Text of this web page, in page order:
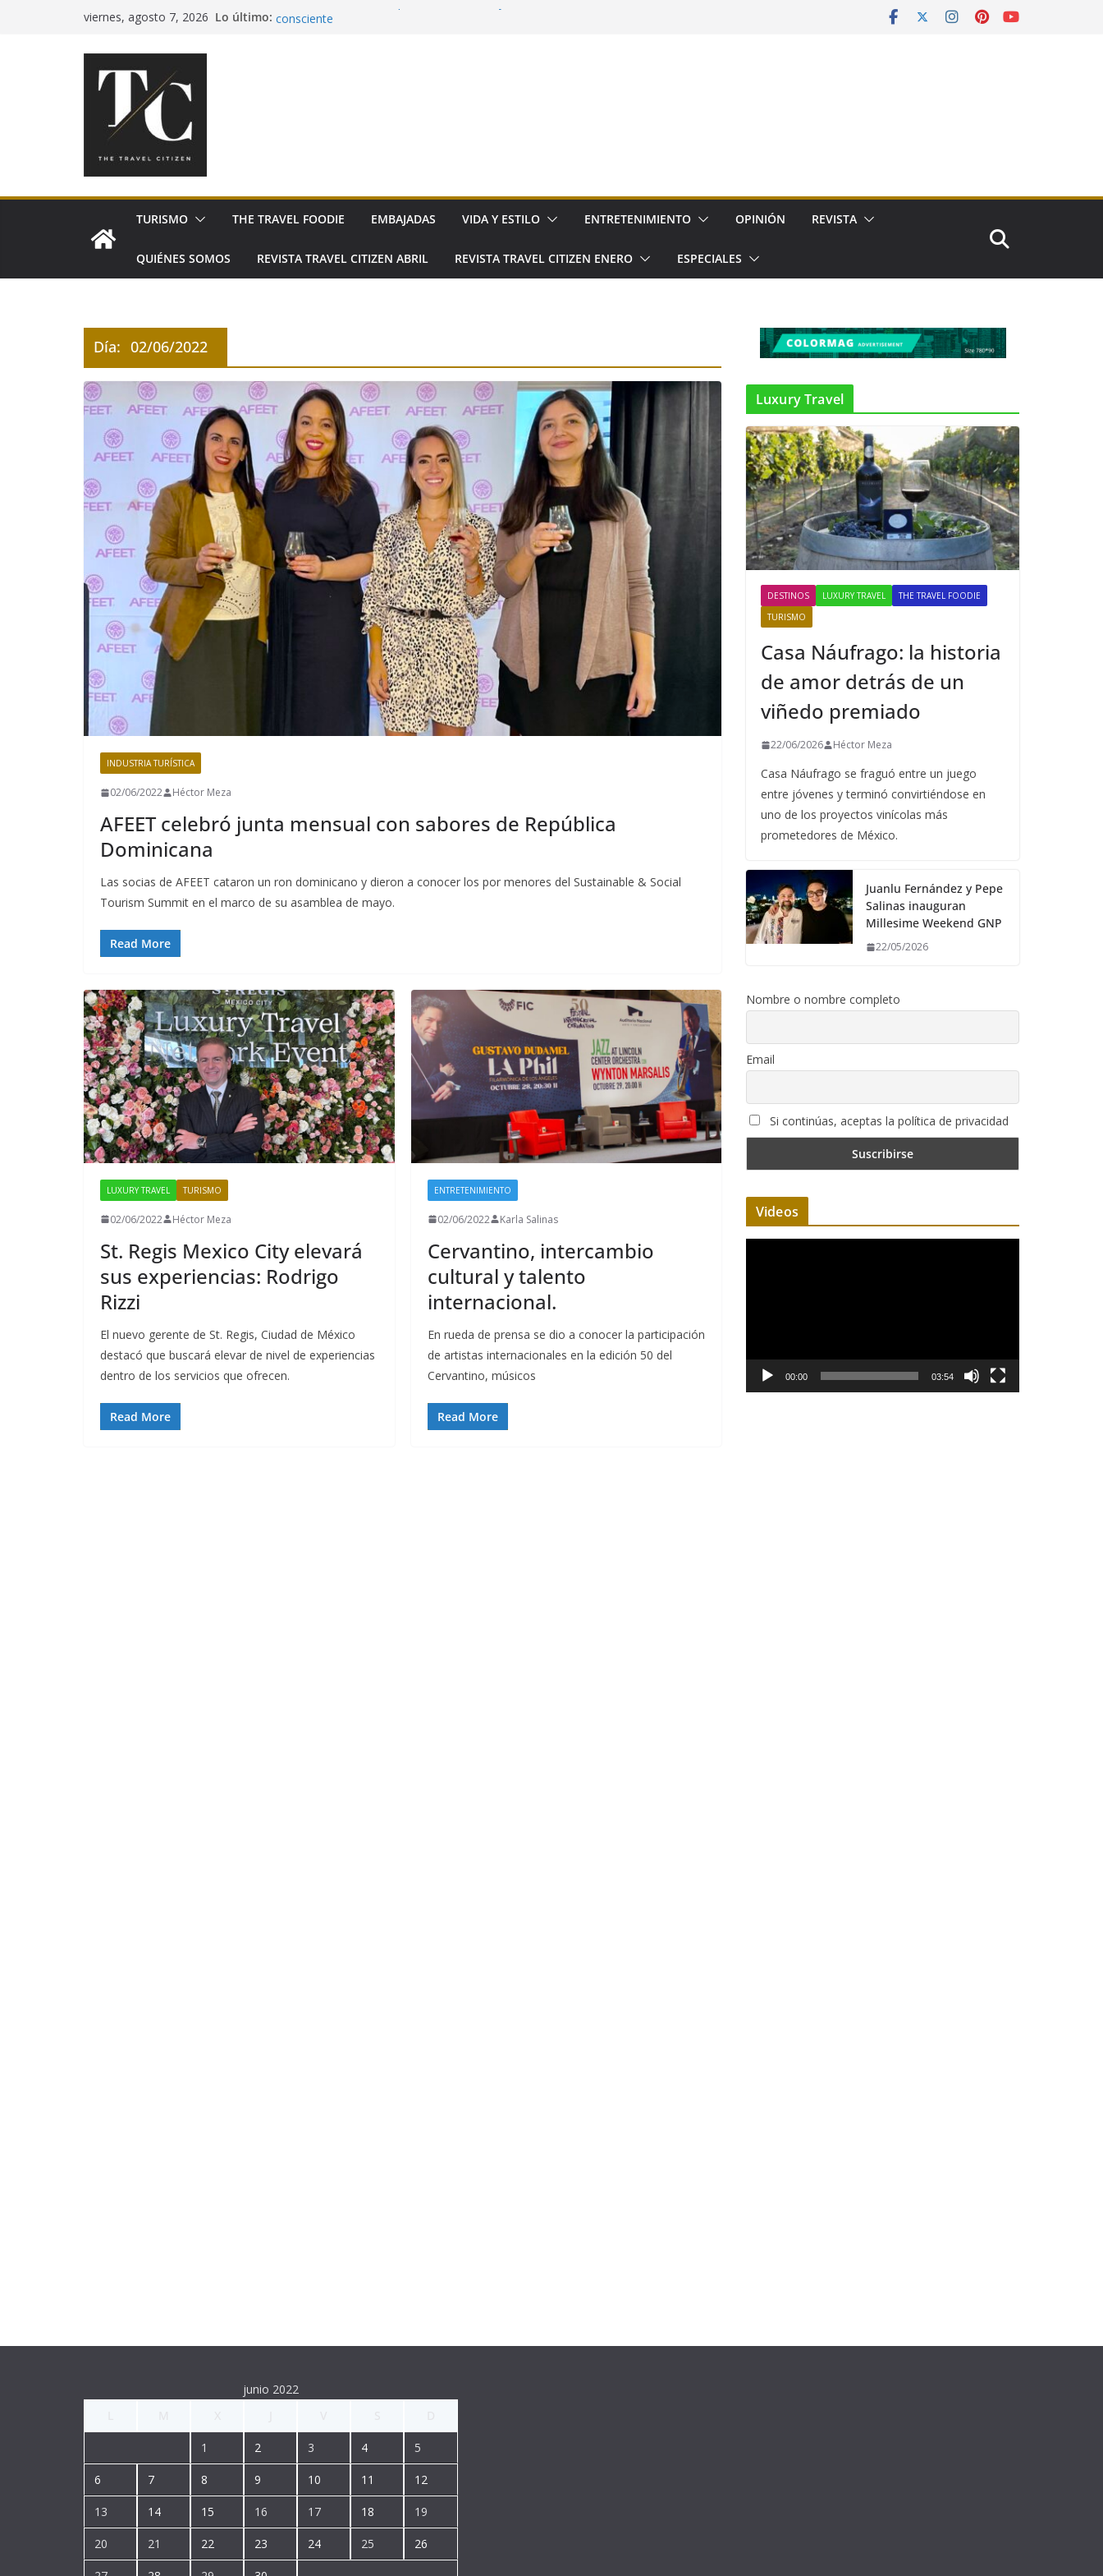
viernes, agosto 7, 2026 Lo último: Cerveza mexicana: hospitalidad, territorio y consumo
TURISMO THE TRAVEL FOODIE EMBAJADAS VIDA Y ESTILO ENTRETENIMIENTO OPINIÓN REVISTA
QUIÉNES SOMOS REVISTA TRAVEL CITIZEN ABRIL REVISTA TRAVEL CITIZEN ENERO ESPECIALES
Día: 02/06/2022
INDUSTRIA TURÍSTICA
02/06/2022 Héctor Meza
AFEET celebró junta mensual con sabores de República
Dominicana
Las socias de AFEET cataron un ron dominicano y dieron a conocer los por menores del Sustainable & Social
Tourism Summit en el marco de su asamblea de mayo.
Read More
LUXURY TRAVEL TURISMO
02/06/2022 Héctor Meza
St. Regis Mexico City elevará
sus experiencias: Rodrigo
Rizzi
El nuevo gerente de St. Regis, Ciudad de México
destacó que buscará elevar de nivel de experiencias
dentro de los servicios que ofrecen.
Read More
ENTRETENIMIENTO
02/06/2022 Karla Salinas
Cervantino, intercambio
cultural y talento
internacional.
En rueda de prensa se dio a conocer la participación
de artistas internacionales en la edición 50 del
Cervantino, músicos
Read More
Luxury Travel
DESTINOS LUXURY TRAVEL
THE TRAVEL FOODIE
TURISMO
Casa Náufrago: la historia
de amor detrás de un
viñedo premiado
22/06/2026 Héctor Meza
Casa Náufrago se fraguó entre un juego
entre jóvenes y terminó convirtiéndose en
uno de los proyectos vinícolas más
prometedores de México.
Juanlu Fernández y Pepe
Salinas inauguran
Millesime Weekend GNP
22/05/2026
Nombre o nombre completo
Email
Si continúas, aceptas la política de privacidad
Videos
c
00:00 03:54
junio 2022
1 2 3 4 5
6 7 8 9 10 11 12
13 14 15 16 17 18 19
20 21 22 23 24 25 26